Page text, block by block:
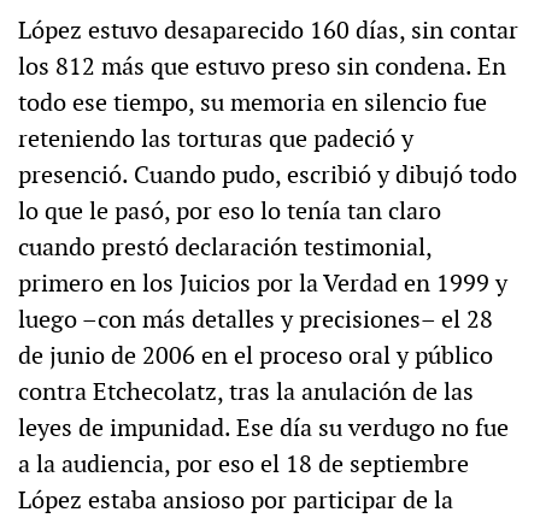
López estuvo desaparecido 160 días, sin contar
los 812 más que estuvo preso sin condena. En
todo ese tiempo, su memoria en silencio fue
reteniendo las torturas que padeció y
presenció. Cuando pudo, escribió y dibujó todo
lo que le pasó, por eso lo tenía tan claro
cuando prestó declaración testimonial,
primero en los Juicios por la Verdad en 1999 y
luego –con más detalles y precisiones– el 28
de junio de 2006 en el proceso oral y público
contra Etchecolatz, tras la anulación de las
leyes de impunidad. Ese día su verdugo no fue
a la audiencia, por eso el 18 de septiembre
López estaba ansioso por participar de la